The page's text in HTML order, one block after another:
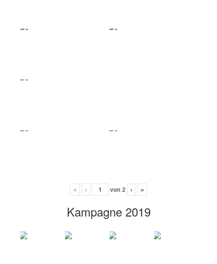
« ‹ von 2 › »
Kampagne 2019